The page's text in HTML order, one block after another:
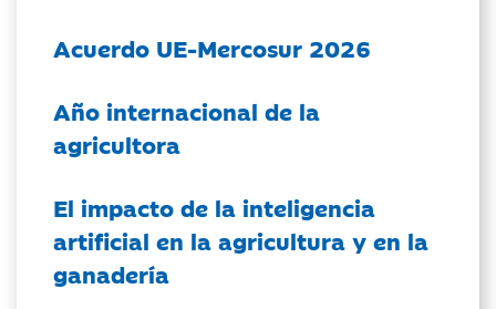
Acuerdo UE-Mercosur 2026
Año internacional de la
agricultora
El impacto de la inteligencia
artificial en la agricultura y en la
ganadería